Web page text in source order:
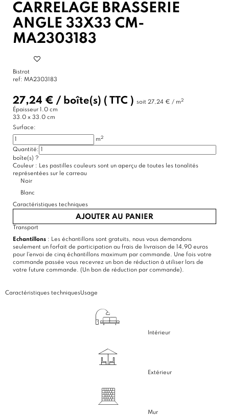
CARRELAGE BRASSERIE
ANGLE 33X33 CM-
MA2303183
Bistrot
ref: MA2303183
27,24 € / boîte(s) ( TTC ) soit 27,24 € / m2
Épaisseur 1.0 cm
33.0 x 33.0 cm
Surface:
m2
Quantité:
boîte(s) ?
Couleur : Les pastilles couleurs sont un aperçu de toutes les tonalités
représentées sur le carreau
Noir
Blanc
Caractéristiques techniques
AJOUTER AU PANIER
Transport
Echantillons : Les échantillons sont gratuits, nous vous demandons
seulement un forfait de participation au frais de livraison de 14,90 euros
pour l'envoi de cinq échantillons maximum par commande. Une fois votre
commande passée vous recevrez un bon de réduction à utiliser lors de
votre future commande. (Un bon de réduction par commande).
Caractéristiques techniquesUsage
Intérieur
Extérieur
Mur